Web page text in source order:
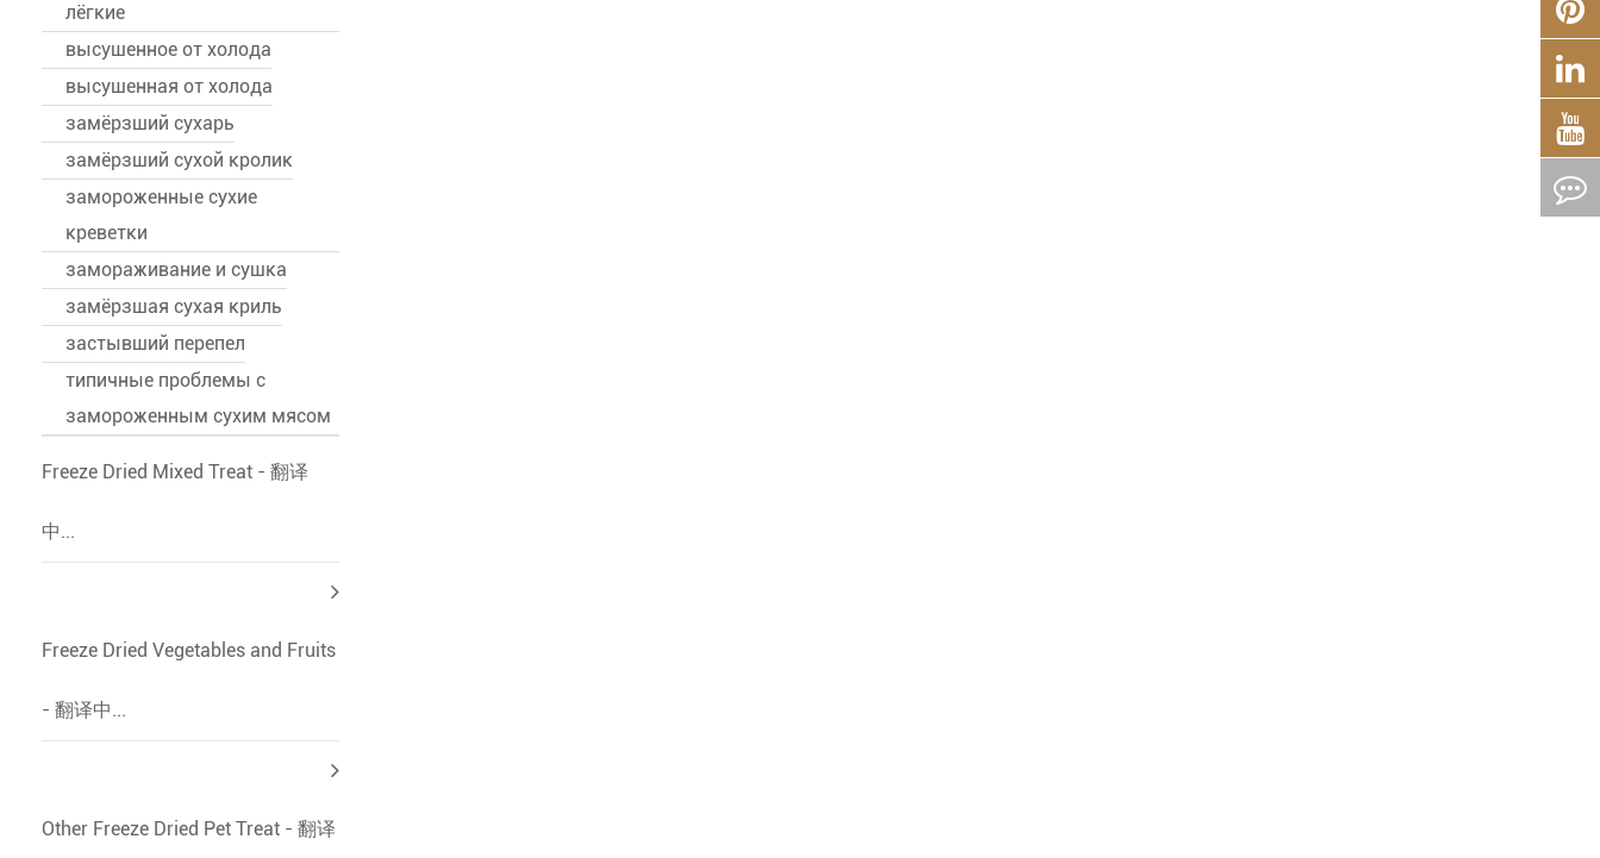
лёгкие
высушенное от холода
высушенная от холода
замёрзший сухарь
замёрзший сухой кролик
замороженные сухие
креветки
замораживание и сушка
замёрзшая сухая криль
застывший перепел
типичные проблемы с
замороженным сухим мясом
Freeze Dried Mixed Treat - 翻译
中...
Freeze Dried Vegetables and Fruits
- 翻译中...
Other Freeze Dried Pet Treat - 翻译